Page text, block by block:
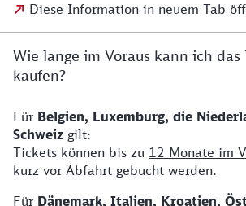
Diese Information in neuem Tab
Wie lange im Voraus kann ich das
kaufen?
Für Belgien, Luxemburg, die
Schweiz gilt:
Tickets können bis zu 12 Monate im
kurz vor Abfahrt gebucht werden.
Für Dänemark, Italien, Kroatien,